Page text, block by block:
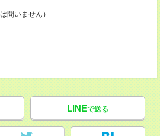
問いません）
LINEで送る